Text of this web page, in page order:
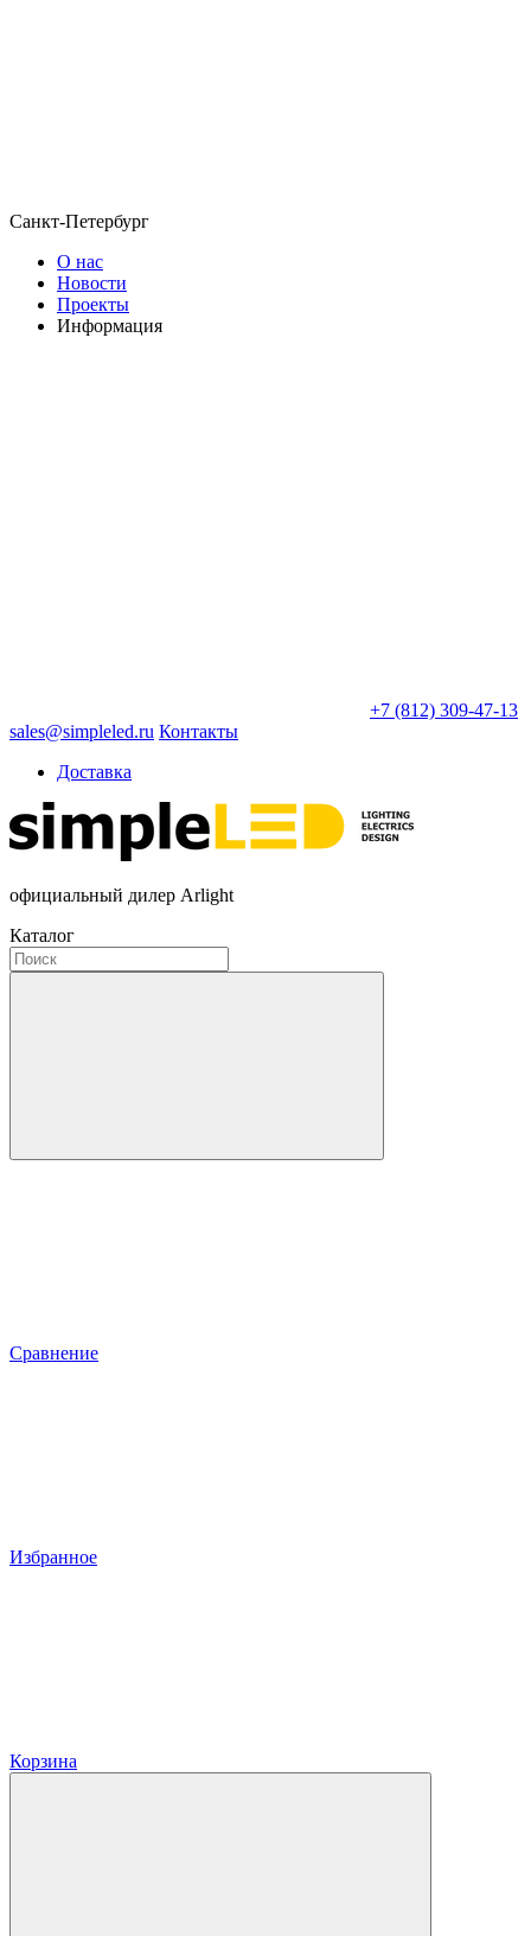
Санкт-Петербург
О нас
Новости
Проекты
Информация
+7 (812) 309-47-13
sales@simpleled.ru Контакты
Доставка
официальный дилер Arlight
Каталог
Сравнение
Избранное
Корзина